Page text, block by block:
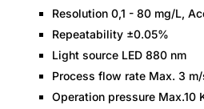
Resolution 0,1 - 80 mg/L,
Repeatability ±0.05%
Light source LED 880 nm
Process flow rate Max. 3
Operation pressure Max.10